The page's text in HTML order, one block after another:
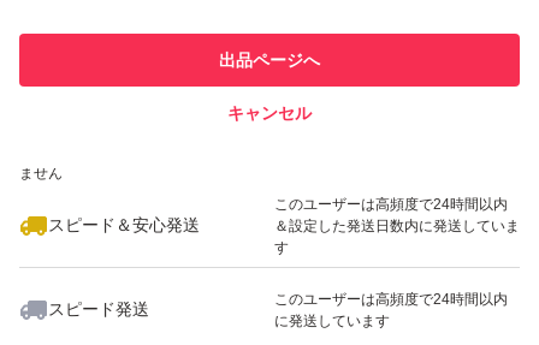
での取引実績があります
ません
スピード＆安心発送
このユーザーは高頻度で24時間以内
＆設定した発送日数内に発送していま
す
スピード発送
このユーザーは高頻度で24時間以内
に発送しています
出品ページへ
キャンセル
いいね！
980